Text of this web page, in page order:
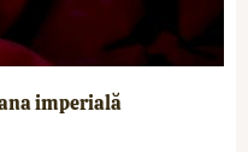
imperială